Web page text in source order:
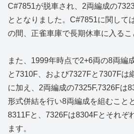
C#7851が脱車され、2両編成の
ととなりました。C#7851に関して
の間、正雀車庫で長期休車に入るこ
また、1999年時点で2+6両の8両編
と7310F、および7327Fと7307Fは
に加え、2両編成の7325F,7326Fは
形式併結を行い8両編成を組むこと
8311Fと、7326Fは8304Fとそれぞ
ます。